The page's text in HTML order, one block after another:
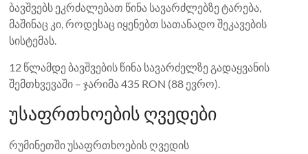
ბავშვებს ეკრძალებათ წინა სავარძლებზე ტარება,
მაშინაც კი, როდესაც იყენებთ სათანადო შეკავების
სისტემას.
12 წლამდე ბავშვების წინა სავარძელზე გადაყვანის
შემთხვევაში – ჯარიმა 435 RON (88 ევრო).
უსაფრთხოების ღვედები
რუმინეთში უსაფრთხოების ღვედის